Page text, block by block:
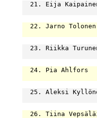
21. Eija
22. Jarno
23. Riikka
24. Pia Ahlfors
25. Aleksi
26. Tiina